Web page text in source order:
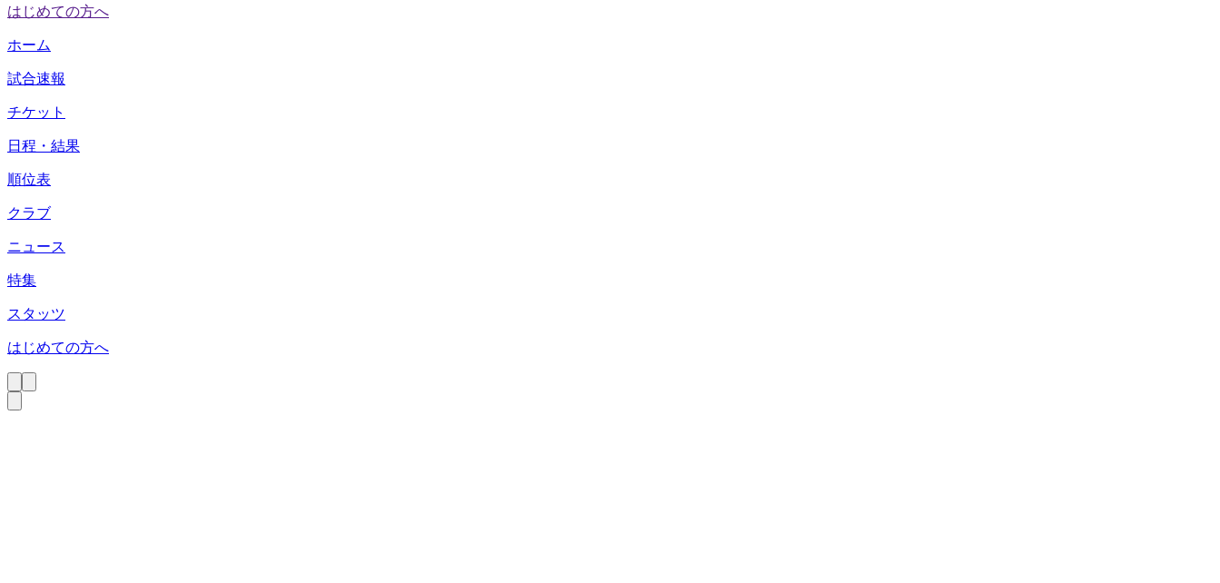
はじめての方へ
ホーム
試合速報
チケット
日程・結果
順位表
クラブ
ニュース
特集
スタッツ
はじめての方へ